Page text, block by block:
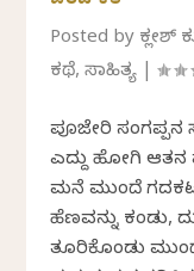
Posted by ಕಲ್ಲೇಶ್
ಕಥೆ,ಸಾಹಿತ್ಯ |
ಪೂಜೇರಿ ಸಂಗಪ್ಪನ
ಎದ್ದು ಹೋಗಿ
ಮನೆ ಮುಂದೆ
ಹೆಣವನ್ನು ಕಂಡು,
ತೂರಿಕೊಂಡು